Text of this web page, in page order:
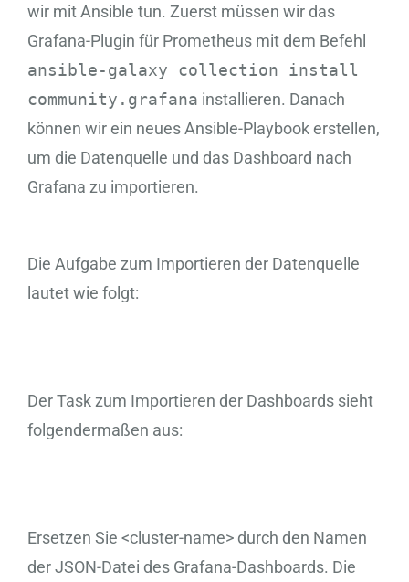
wir mit Ansible tun. Zuerst müssen wir das
Grafana-Plugin für Prometheus mit dem Befehl
ansible-galaxy collection install
community.grafana installieren. Danach
können wir ein neues Ansible-Playbook erstellen,
um die Datenquelle und das Dashboard nach
Grafana zu importieren.
Die Aufgabe zum Importieren der Datenquelle
lautet wie folgt:
Der Task zum Importieren der Dashboards sieht
folgendermaßen aus:
Ersetzen Sie <cluster-name> durch den Namen
der JSON-Datei des Grafana-Dashboards. Die